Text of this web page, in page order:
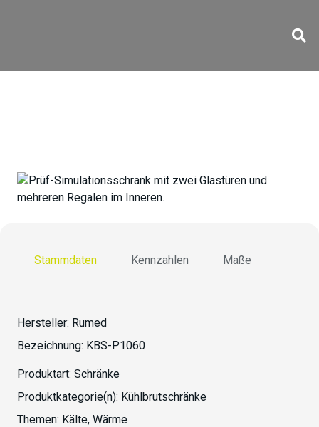
Stammdaten Kennzahlen Maße
Hersteller: Rumed
Bezeichnung: KBS-P1060
Produktart: Schränke
Produktkategorie(n): Kühlbrutschränke
Themen: Kälte, Wärme